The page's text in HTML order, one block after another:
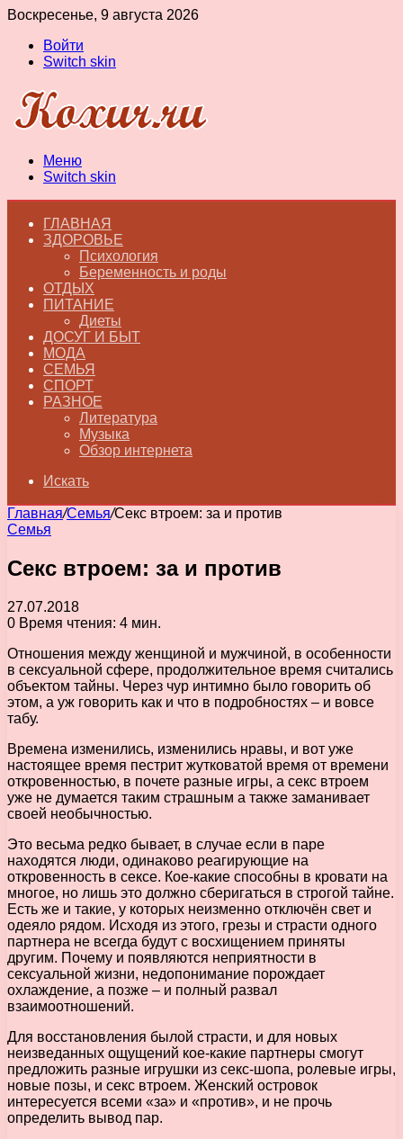
Воскресенье, 9 августа 2026
Войти
Switch skin
Меню
Switch skin
ГЛАВНАЯ
ЗДОРОВЬЕ
Психология
Беременность и роды
ОТДЫХ
ПИТАНИЕ
Диеты
ДОСУГ И БЫТ
МОДА
СЕМЬЯ
СПОРТ
РАЗНОЕ
Литература
Музыка
Обзор интернета
Искать
Главная/Семья/Секс втроем: за и против
Семья
Секс втроем: за и против
27.07.2018
0 Время чтения: 4 мин.
Отношения между женщиной и мужчиной, в особенности
в сексуальной сфере, продолжительное время считались
объектом тайны. Через чур интимно было говорить об
этом, а уж говорить как и что в подробностях – и вовсе
табу.
Времена изменились, изменились нравы, и вот уже
настоящее время пестрит жутковатой время от времени
откровенностью, в почете разные игры, а секс втроем
уже не думается таким страшным а также заманивает
своей необычностью.
Это весьма редко бывает, в случае если в паре
находятся люди, одинаково реагирующие на
откровенность в сексе. Кое-какие способны в кровати на
многое, но лишь это должно сберигаться в строгой тайне.
Есть же и такие, у которых неизменно отключён свет и
одеяло рядом. Исходя из этого, грезы и страсти одного
партнера не всегда будут с восхищением приняты
другим. Почему и появляются неприятности в
сексуальной жизни, недопонимание порождает
охлаждение, а позже – и полный развал
взаимоотношений.
Для восстановления былой страсти, и для новых
неизведанных ощущений кое-какие партнеры смогут
предложить разные игрушки из секс-шопа, ролевые игры,
новые позы, и секс втроем. Женский островок
интересуется всеми «за» и «против», и не прочь
определить вывод пар.